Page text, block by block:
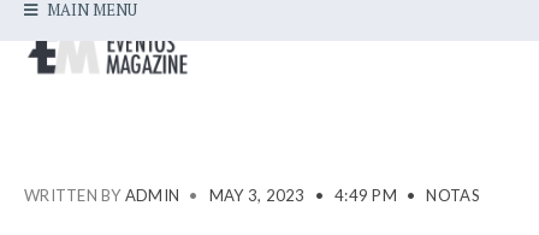
MAIN MENU
WRITTEN BY ADMIN • MAY 3, 2023 • 4:49 PM • NOTAS